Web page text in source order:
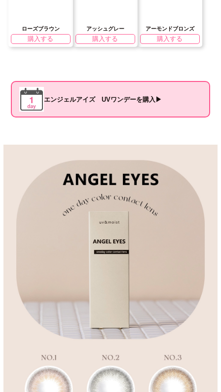
ローズブラウン
購入する
アッシュグレー
購入する
アーモンドブロンズ
購入する
エンジェルアイズ UVワンデーを購入▶